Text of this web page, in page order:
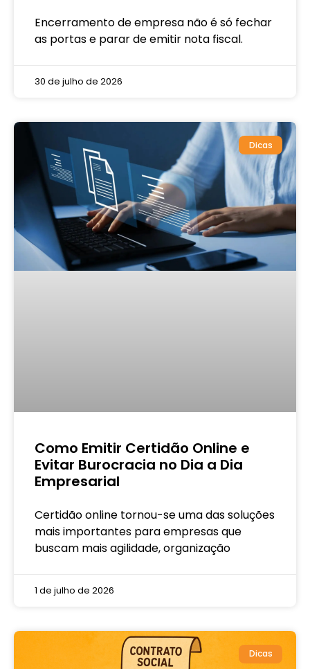
Encerramento de empresa não é só fechar
as portas e parar de emitir nota fiscal.
30 de julho de 2026
Dicas
Como Emitir Certidão Online e
Evitar Burocracia no Dia a Dia
Empresarial
Certidão online tornou-se uma das soluções
mais importantes para empresas que
buscam mais agilidade, organização
1 de julho de 2026
Dicas